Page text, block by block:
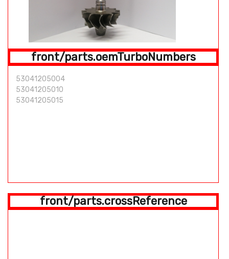
front/parts.oemTurboNumbers
53041205004
53041205010
53041205015
front/parts.crossReference